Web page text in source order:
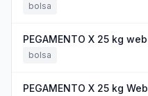
bolsa
PEGAMENTO X 25 kg
bolsa
PEGAMENTO X 25 kg